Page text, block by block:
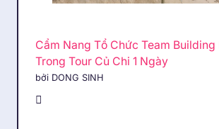
Cẩm Nang Tổ Chức Team Building
Trong Tour Củ Chi 1 Ngày
bởi DONG SINH